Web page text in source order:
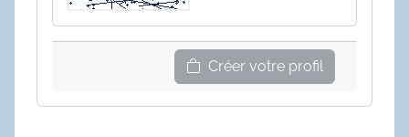
Créer votre profil